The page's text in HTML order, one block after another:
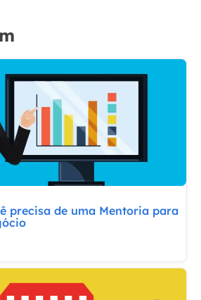
precisa de uma Mentoria para